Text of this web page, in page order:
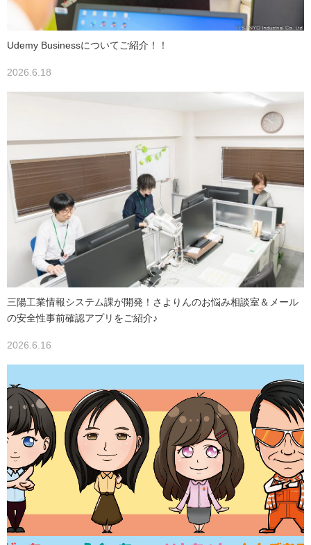
Udemy Businessについてご紹介！！
2026.6.18
三陽工業情報システム課が開発！さよりんのお悩み相談室＆メール
の安全性事前確認アプリをご紹介♪
2026.6.16